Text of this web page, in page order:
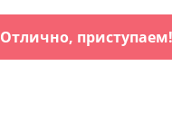
Отлично, приступаем!